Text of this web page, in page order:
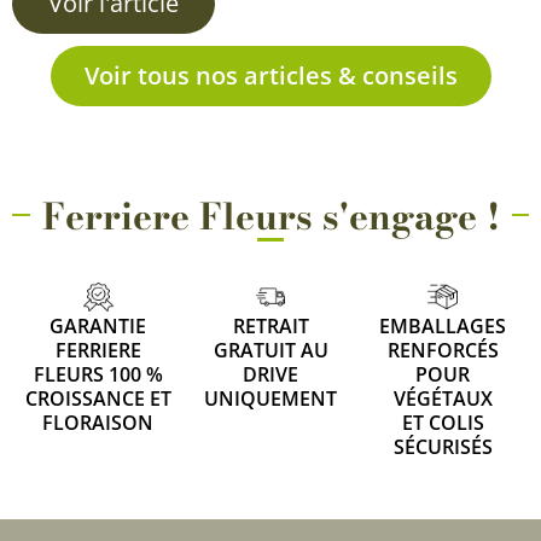
Voir tous nos articles & conseils
Ferriere Fleurs s'engage !
GARANTIE
FERRIERE
FLEURS 100 %
CROISSANCE ET
FLORAISON
RETRAIT
GRATUIT AU
DRIVE
UNIQUEMENT
EMBALLAGES
RENFORCÉS
POUR
VÉGÉTAUX
ET COLIS
SÉCURISÉS